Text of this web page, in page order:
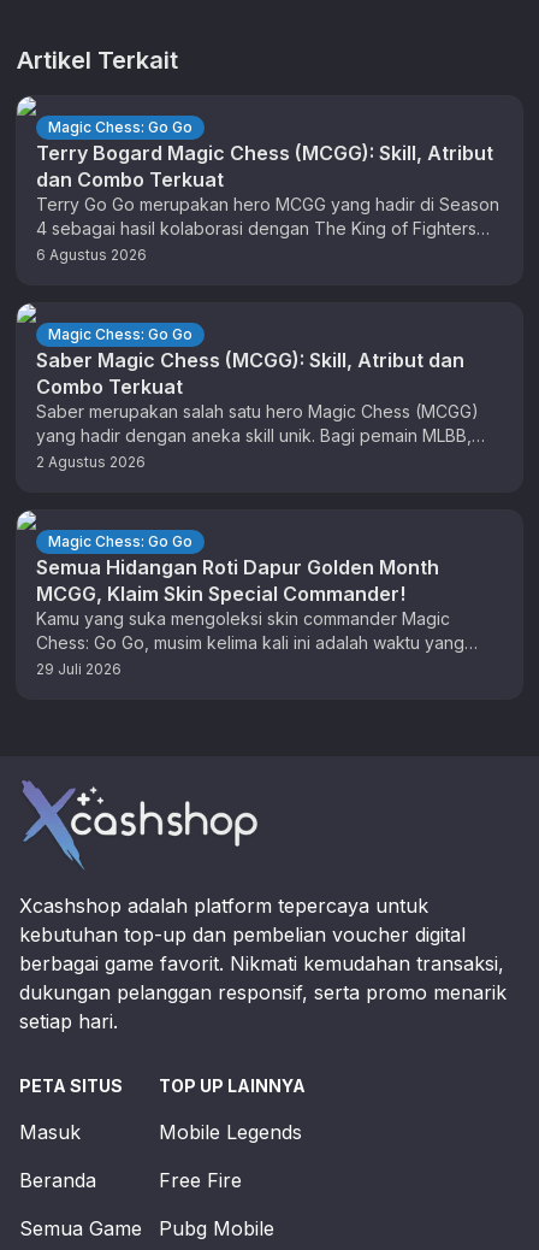
Artikel Terkait
Magic Chess: Go Go
Terry Bogard Magic Chess (MCGG): Skill, Atribut
dan Combo Terkuat
Terry Go Go merupakan hero MCGG yang hadir di Season
4 sebagai hasil kolaborasi dengan The King of Fighters
(KOF). …
6 Agustus 2026
Magic Chess: Go Go
Saber Magic Chess (MCGG): Skill, Atribut dan
Combo Terkuat
Saber merupakan salah satu hero Magic Chess (MCGG)
yang hadir dengan aneka skill unik. Bagi pemain MLBB,
anda sudah tidak …
2 Agustus 2026
Magic Chess: Go Go
Semua Hidangan Roti Dapur Golden Month
MCGG, Klaim Skin Special Commander!
Kamu yang suka mengoleksi skin commander Magic
Chess: Go Go, musim kelima kali ini adalah waktu yang
tepat untuk berburu …
29 Juli 2026
Xcashshop adalah platform tepercaya untuk
kebutuhan top-up dan pembelian voucher digital
berbagai game favorit. Nikmati kemudahan transaksi,
dukungan pelanggan responsif, serta promo menarik
setiap hari.
PETA SITUS
Masuk
Beranda
Semua Game
TOP UP LAINNYA
Mobile Legends
Free Fire
Pubg Mobile